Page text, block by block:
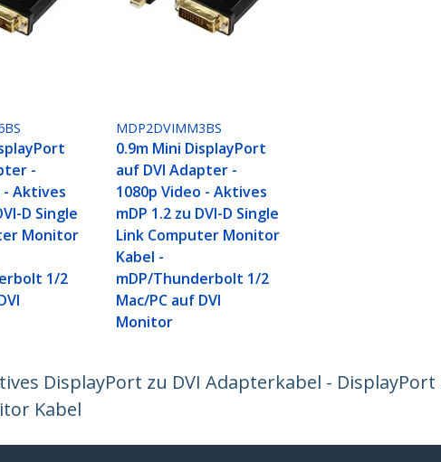
-
- Aktives
D Single
Monitor
1/2
MDP2DVIMM3BS
0.9m Mini DisplayPort
auf DVI Adapter -
1080p Video - Aktives
mDP 1.2 zu DVI-D Single
Link Computer Monitor
Kabel -
mDP/Thunderbolt 1/2
Mac/PC auf DVI
Monitor
DisplayPort zu DVI Adapterkabel - DisplayPort
Kabel